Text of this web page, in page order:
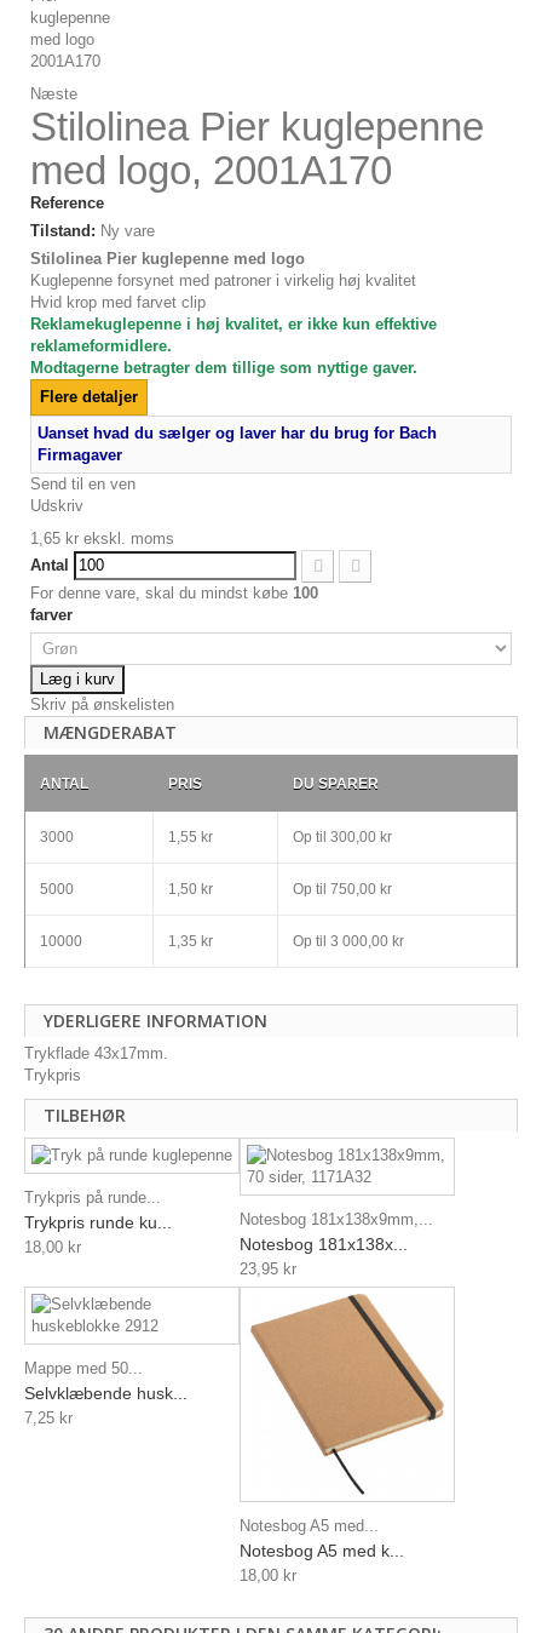
Næste
Stilolinea Pier kuglepenne
med logo, 2001A170
Reference
Tilstand: Ny vare
Stilolinea Pier kuglepenne med logo
Kuglepenne forsynet med patroner i virkelig høj kvalitet
Hvid krop med farvet clip
Reklamekuglepenne i høj kvalitet, er ikke kun effektive
reklameformidlere.
Modtagerne betragter dem tillige som nyttige gaver.
Flere detaljer
Uanset hvad du sælger og laver har du brug for Bach
Firmagaver
Send til en ven
Udskriv
1,65 kr ekskl. moms
Antal
For denne vare, skal du mindst købe 100
farver
Læg i kurv
Skriv på ønskelisten
MÆNGDERABAT
ANTAL PRIS DU SPARER
3000 1,55 kr Op til 300,00 kr
5000 1,50 kr Op til 750,00 kr
10000 1,35 kr Op til 3 000,00 kr
YDERLIGERE INFORMATION
Trykflade 43x17mm.
Trykpris
TILBEHØR
Trykpris på runde...
Trykpris runde ku...
18,00 kr
Notesbog 181x138x9mm,...
Notesbog 181x138x...
23,95 kr
Mappe med 50...
Selvklæbende husk...
7,25 kr
Notesbog A5 med...
Notesbog A5 med k...
18,00 kr